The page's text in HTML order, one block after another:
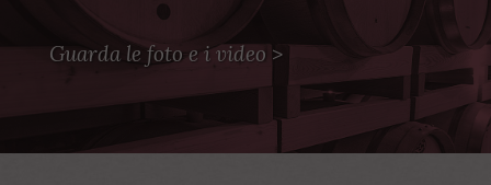
Guarda le foto e i video >